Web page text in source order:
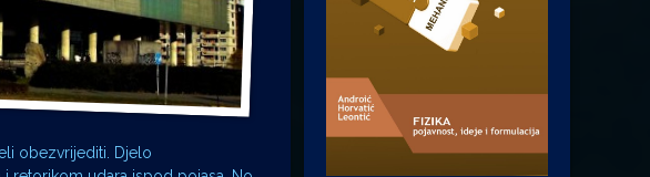
obezvrijediti. Djelo